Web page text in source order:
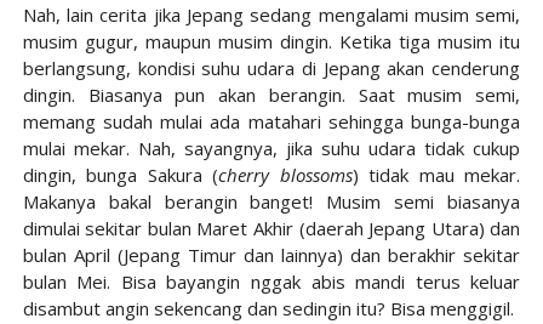
Nah, lain cerita jika Jepang sedang mengalami musim semi,
musim gugur, maupun musim dingin. Ketika tiga musim itu
berlangsung, kondisi suhu udara di Jepang akan cenderung
dingin. Biasanya pun akan berangin. Saat musim semi,
memang sudah mulai ada matahari sehingga bunga-bunga
mulai mekar. Nah, sayangnya, jika suhu udara tidak cukup
dingin, bunga Sakura (cherry blossoms) tidak mau mekar.
Makanya bakal berangin banget! Musim semi biasanya
dimulai sekitar bulan Maret Akhir (daerah Jepang Utara) dan
bulan April (Jepang Timur dan lainnya) dan berakhir sekitar
bulan Mei. Bisa bayangin nggak abis mandi terus keluar
disambut angin sekencang dan sedingin itu? Bisa menggigil.